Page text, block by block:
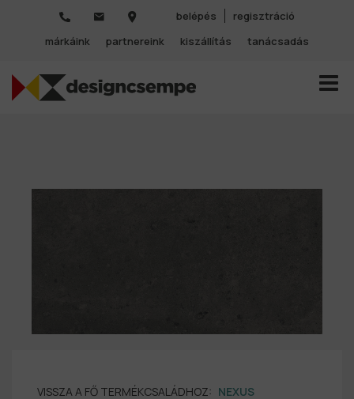
belépés
regisztráció
márkáink
partnereink kiszállítás tanácsadás
VISSZA A FŐ TERMÉKCSALÁDHOZ: NEXUS